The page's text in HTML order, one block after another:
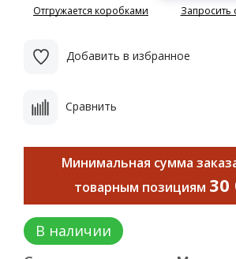
Отгружается коробками Запросить
Добавить в избранное
Сравнить
Минимальная сумма
товарным позициям 30
В наличии